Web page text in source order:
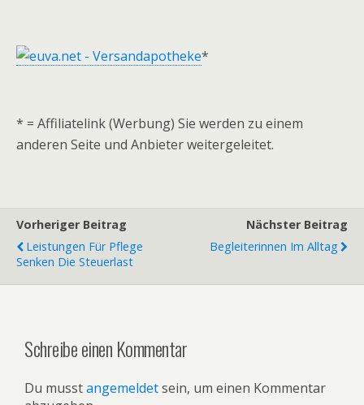
*
* = Affiliatelink (Werbung) Sie werden zu einem
anderen Seite und Anbieter weitergeleitet.
Vorheriger Beitrag
Leistungen Für Pflege
Senken Die Steuerlast
Nächster Beitrag
Begleiterinnen Im Alltag
Schreibe einen Kommentar
Du musstangemeldetsein, um einen Kommentar